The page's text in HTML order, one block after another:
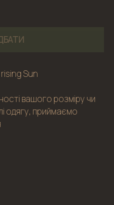
Sun
вашого розміру чи
одягу, приймаємо